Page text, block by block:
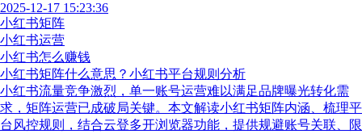
2025-12-17 15:23:36
小红书矩阵
小红书运营
小红书怎么赚钱
小红书矩阵什么意思？小红书平台规则分析
小红书流量竞争激烈，单一账号运营难以满足品牌曝光转化需
求，矩阵运营已成破局关键。本文解读小红书矩阵内涵、梳理平
台风控规则，结合云登多开浏览器功能，提供规避账号关联、限